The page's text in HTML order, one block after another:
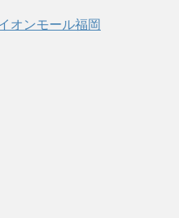
オンモール福岡